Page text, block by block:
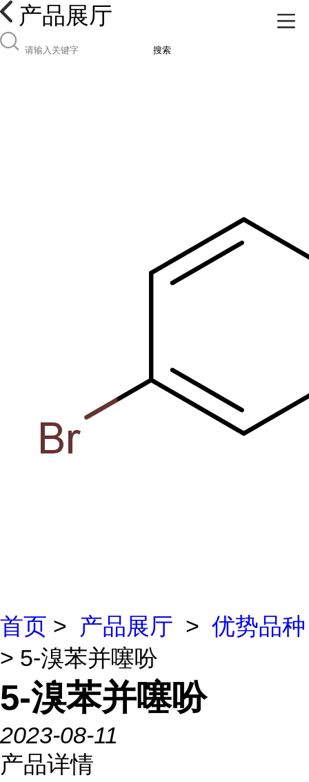
产品展厅
搜索
首页 > 产品展厅 > 优势品种
> 5-溴苯并噻吩
5-溴苯并噻吩
2023-08-11
产品详情